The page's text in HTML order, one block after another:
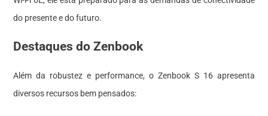
do presente e do futuro.
Destaques do Zenbook
Além da robustez e performance, o Zenbook S 16 apresenta
diversos recursos bem pensados: